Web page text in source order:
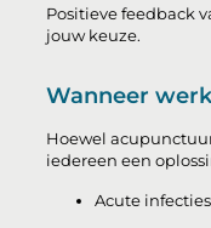
Positieve feedback
jouw keuze.
Wanneer
Hoewel
iedereen een
Acute